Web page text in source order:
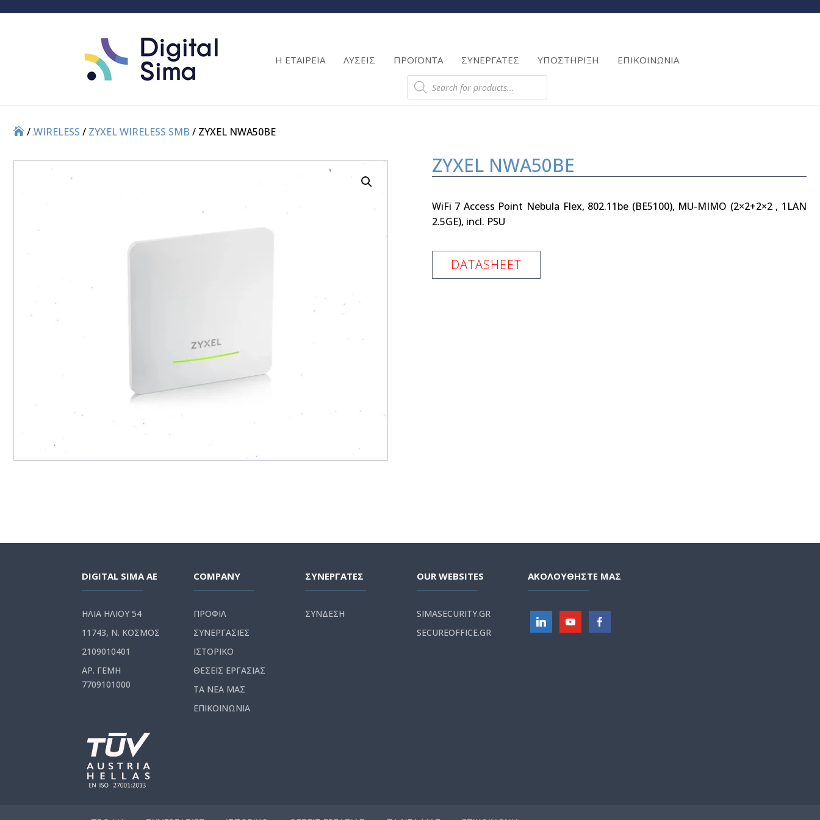
Η ΕΤΑΙΡΕΙΑ ΛΥΣΕΙΣ ΠΡΟΪΟΝΤΑ ΣΥΝΕΡΓΑΤΕΣ ΥΠΟΣΤΗΡΙΞΗ ΕΠΙΚΟΙΝΩΝΙΑ
Products
search
Products
//
WIRELESS / ZYXEL WIRELESS SMB / ZYXEL NWA50BE
ZYXEL NWA50BE
WiFi 7 Access Point Nebula Flex, 802.11be (BE5100), MU-MIMO (2×2+2×2 , 1LAN
2.5GE), incl. PSU
DATASHEET
DIGITAL SIMA AE
ΗΛΙΑ ΗΛΙΟΥ 54
11743, Ν. ΚΟΣΜΟΣ
2109010401
ΑΡ. ΓΕΜΗ
7709101000
COMPANY
ΠΡΟΦΙΛ
ΣΥΝΕΡΓΑΣΙΕΣ
ΙΣΤΟΡΙΚΟ
ΘΕΣΕΙΣ ΕΡΓΑΣΙΑΣ
ΤΑ ΝΕΑ ΜΑΣ
ΕΠΙΚΟΙΝΩΝΙΑ
ΣΥΝΕΡΓΑΤΕΣ
ΣΥΝΔΕΣΗ
OUR WEBSITES
SIMASECURITY.GR
SECUREOFFICE.GR
ΑΚΟΛΟΥΘΗΣΤΕ ΜΑΣ